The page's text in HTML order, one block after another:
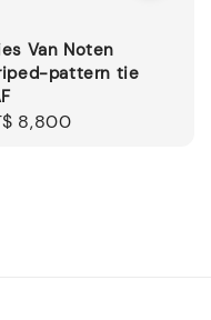
Van Noten
pattern tie
8,800